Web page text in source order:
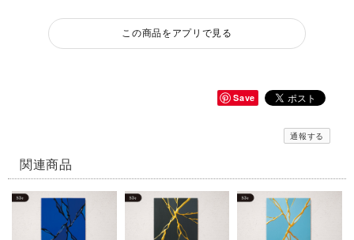
この商品をアプリで見る
Save
通報する
関連商品